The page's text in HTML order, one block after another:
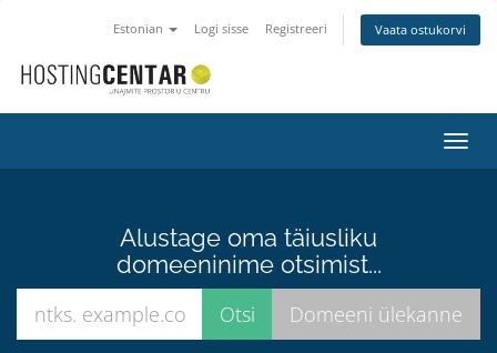
Estonian Logi sisse Registreeri Vaata ostukorvi
Alustage oma täiusliku
domeeninime otsimist...